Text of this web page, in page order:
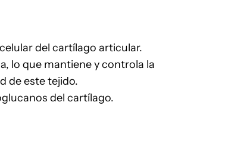
del cartílago articular.
lo que mantiene y controla la
de este tejido.
del cartílago.